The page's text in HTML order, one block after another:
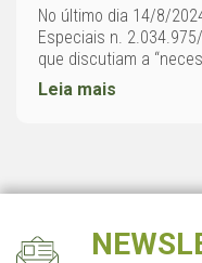
No último dia 14/8/
Especiais n.
que discutiam a
Leia mais